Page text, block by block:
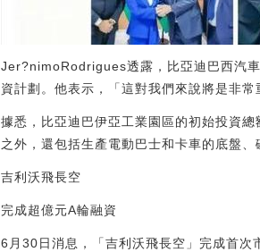
Jer?nimoRodrigues透露，比亞迪巴西汽
資計劃。他表示，「這對我們來說將是非
據悉，比亞迪巴伊亞工業園區的初始投資
之外，還包括生產電動巴士和卡車的底盤、
吉利沃飛長空
完成超億元A輪融資
6月30日消息，「吉利沃飛長空」完成首次